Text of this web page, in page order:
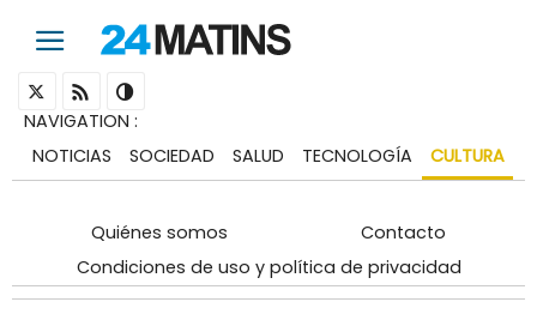
NAVIGATION :
NOTICIAS
SOCIEDAD SALUD TECNOLOGÍA CULTURA
Quiénes somos
Contacto
Condiciones de uso y política de privacidad